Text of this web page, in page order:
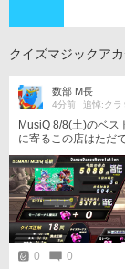
gle時計を
たら約2
がアチラ
クイズマジックア
数部 M長
4分前 追悼:クラ
MusiQ 8/8(土)のベ
に寄るこの店はただ
であまり音量大きく
は土曜日だからか 周
れや音が混じって 曲
よ〜😖 問題と出題後
曲に感じることも
この成績を出せたの
かも この店でMusiQ
たらきっと勝てるな
るかどうかは置いとい
0 0